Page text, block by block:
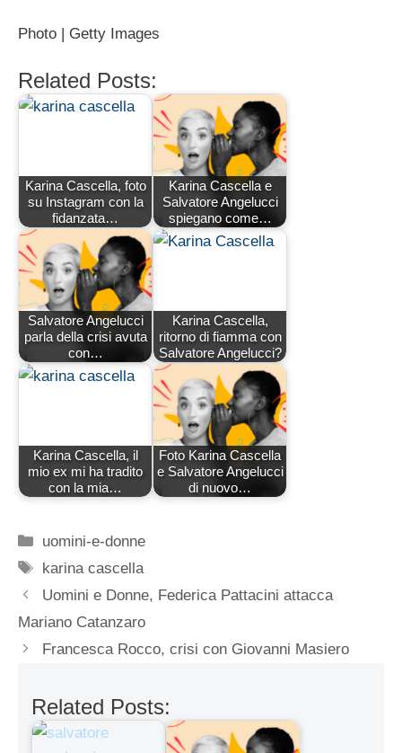
Photo | Getty Images
Related Posts:
Karina Cascella, foto
su Instagram con la
fidanzata…
Karina Cascella e
Salvatore Angelucci
spiegano come…
Salvatore Angelucci
parla della crisi avuta
con…
Karina Cascella,
ritorno di fiamma con
Salvatore Angelucci?
Karina Cascella, il
mio ex mi ha tradito
con la mia…
Foto Karina Cascella
e Salvatore Angelucci
di nuovo…
Categorie
uomini-e-donne
Tag
karina cascella
Uomini e Donne, Federica Pattacini attacca
Mariano Catanzaro
Francesca Rocco, crisi con Giovanni Masiero
Related Posts: